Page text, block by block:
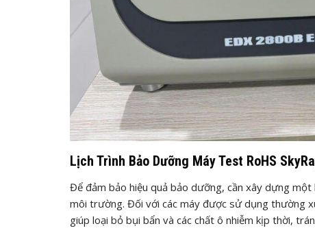
Lịch Trình Bảo Dưỡng Máy Test RoHS
Để đảm bảo hiệu quả bảo dưỡng, cần xây dựng
môi trường. Đối với các máy được sử dụng thường
giúp loại bỏ bụi bẩn và các chất ô nhiễm kịp thời,